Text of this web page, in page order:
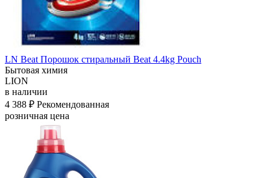
LN Beat Порошок стиральный Beat 4.4kg Pouch
Бытовая химия
LION
в наличии
4 388 ₽ Рекомендованная
розничная цена